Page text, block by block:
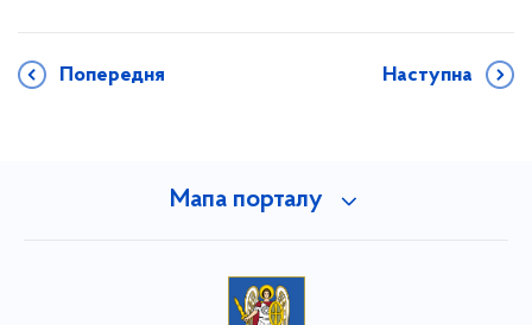
Попередня Наступна
Мапа порталу